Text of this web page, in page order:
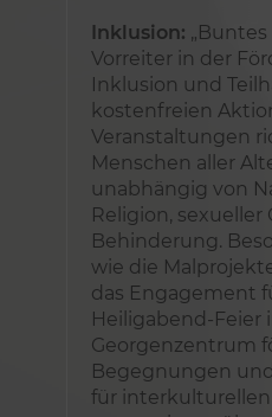
Inklusion: „Buntes
Vorreiter in der
Inklusion und
kostenfreien
Veranstaltungen
Menschen aller
unabhängig von
Religion,
Behinderung.
wie die
das Engagement
Heiligabend-Feier
Georgenzentrum
Begegnungen
für